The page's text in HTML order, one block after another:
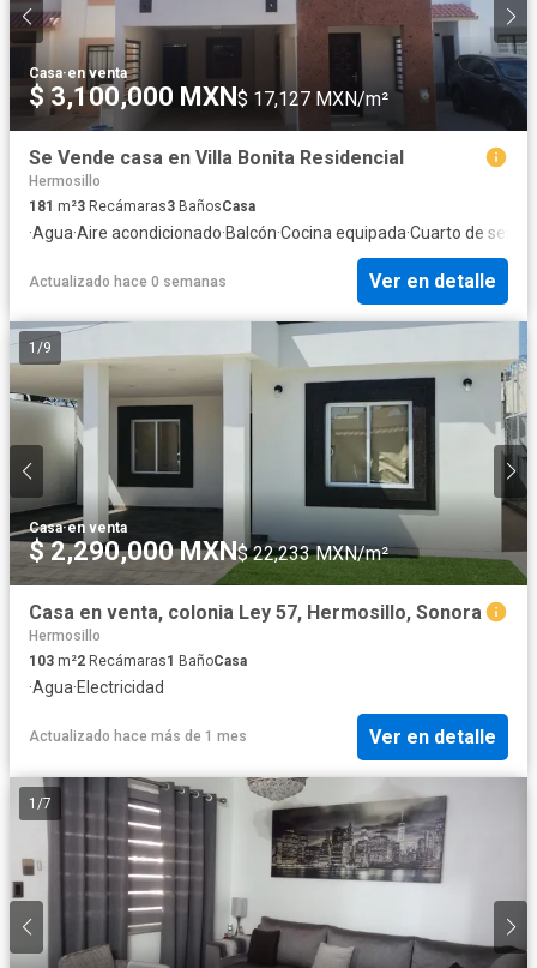
Casa·en venta
$ 3,100,000 MXN$ 17,127 MXN/m²
Se Vende casa en Villa Bonita Residencial
Hermosillo
181 m²3 Recámaras3 BañosCasa
·Agua·Aire acondicionado·Balcón·Cocina equipada·Cuarto de
Actualizado hace 0 semanas Ver en detalle
1 /9
Casa·en venta
$ 2,290,000 MXN$ 22,233 MXN/m²
Casa en venta, colonia Ley 57, Hermosillo, Sonora
Hermosillo
103 m²2 Recámaras1 BañoCasa
·Agua·Electricidad
Actualizado hace más de 1 mes Ver en detalle
1 /7